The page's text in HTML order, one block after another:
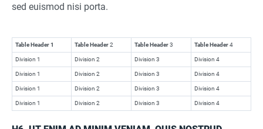
sed euismod nisi porta.
Table Header 1 Table Header2 Table Header3 Table Header4
Division 1 Division 2 Division 3 Division 4
Division 1 Division 2 Division 3 Division 4
Division 1 Division 2 Division 3 Division 4
Division 1 Division 2 Division 3 Division 4